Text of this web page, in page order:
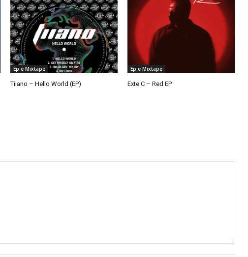
Ep e Mixtape
Tiiano – Hello World (EP)
Ep e Mixtape
Exte C – Red EP